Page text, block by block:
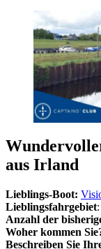
aus Irland
Lieblings-Boot:
Lieblingsfahrgebiet:
Anzahl der
Woher kommen
Beschreiben Sie